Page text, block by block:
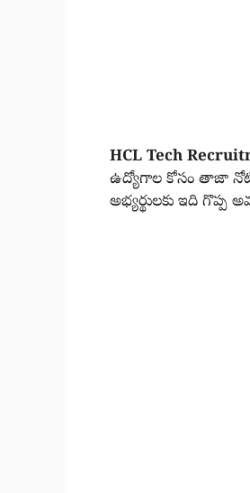
HCL Tech
ఉద్యోగాల కోసం తాజా
అభ్యర్థులకు ఇది